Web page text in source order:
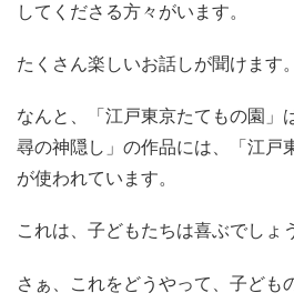
してくださる方々がいます。
たくさん楽しいお話しが聞けます。
なんと、「江戸東京たてもの園」
尋の神隠し」の作品には、「江戸
が使われています。
これは、子どもたちは喜ぶでしょ
さぁ、これをどうやって、子ども